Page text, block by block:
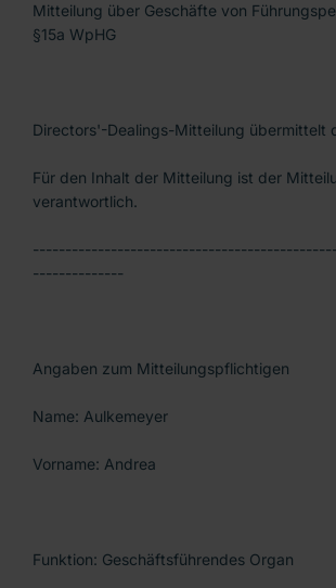
Mitteilung über Geschäfte von
§15a WpHG
Directors'-Dealings-Mitteilung übermittelt
Für den Inhalt der Mitteilung ist der
verantwortlich.
--------------
Angaben zum Mitteilungspflichtigen
Name: Aulkemeyer
Vorname: Andrea
Funktion: Geschäftsführendes Organ